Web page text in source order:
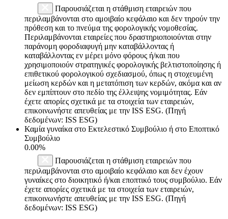
Παρουσιάζεται η στάθμιση εταιρειών που
περιλαμβάνονται στο αμοιβαίο κεφάλαιο και δεν τηρούν την
πρόθεση και το πνεύμα της φορολογικής νομοθεσίας.
Περιλαμβάνονται εταιρείες που δραστηριοποιούνται στην
παράνομη φοροδιαφυγή μην καταβάλλοντας ή
καταβάλλοντας εν μέρει μόνο φόρους ή/και που
χρησιμοποιούν στρατηγικές φορολογικής βελτιστοποίησης ή
επιθετικού φορολογικού σχεδιασμού, όπως η στοχευμένη
μείωση κερδών και η μετατόπιση των κερδών, ακόμα και αν
δεν εμπίπτουν στο πεδίο της έλλειψης νομιμότητας. Εάν
έχετε απορίες σχετικά με τα στοιχεία των εταιρειών,
επικοινωνήστε απευθείας με την ISS ESG. (Πηγή
δεδομένων: ISS ESG)
Καμία γυναίκα στο Εκτελεστικό Συμβούλιο ή στο Εποπτικό
Συμβούλιο
0.00%
Παρουσιάζεται η στάθμιση εταιρειών που
περιλαμβάνονται στο αμοιβαίο κεφάλαιο και δεν έχουν
γυναίκες στο διοικητικό ή/και εποπτικό τους συμβούλιο. Εάν
έχετε απορίες σχετικά με τα στοιχεία των εταιρειών,
επικοινωνήστε απευθείας με την ISS ESG. (Πηγή
δεδομένων: ISS ESG)